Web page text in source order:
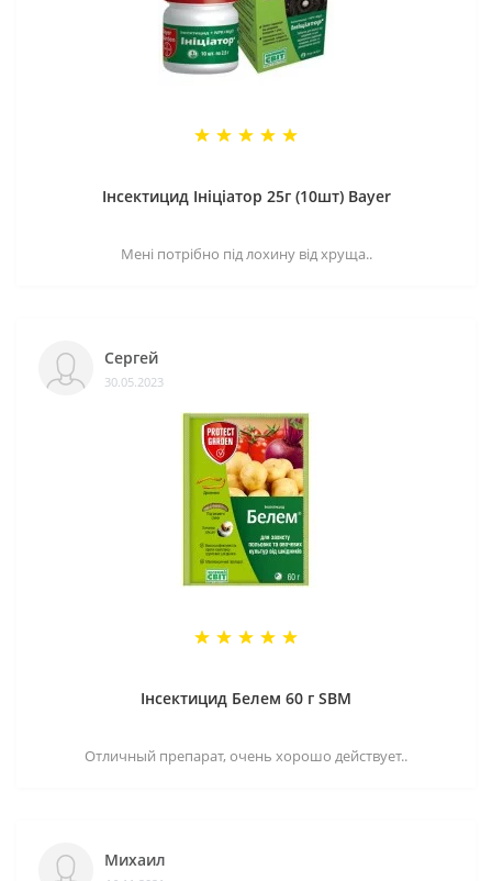
Інсектицид Ініціатор 25г (10шт) Bayer
Мені потрібно під лохину від хруща..
Сергей
30.05.2023
Інсектицид Белем 60 г SBM
Отличный препарат, очень хорошо действует..
Михаил